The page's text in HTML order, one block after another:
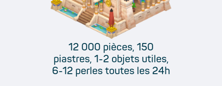
12 000 pièces, 150
piastres, 1-2 objets utiles,
6-12 perles toutes les 24h